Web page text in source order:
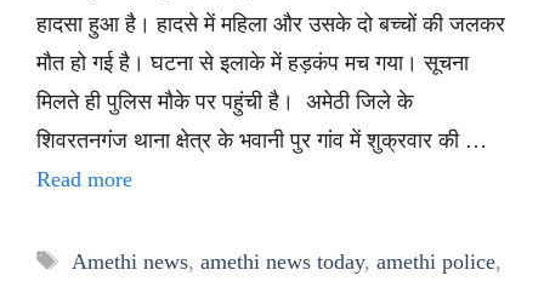
हादसा हुआ है। हादसे में महिला और उसके दो बच्चों की जलकर
मौत हो गई है। घटना से इलाके में हड़कंप मच गया। सूचना
मिलते ही पुलिस मौके पर पहुंची है। अमेठी जिले के
शिवरतनगंज थाना क्षेत्र के भवानी पुर गांव में शुक्रवार की …
Read more
Tags
Amethi news, amethi news today, amethi police,